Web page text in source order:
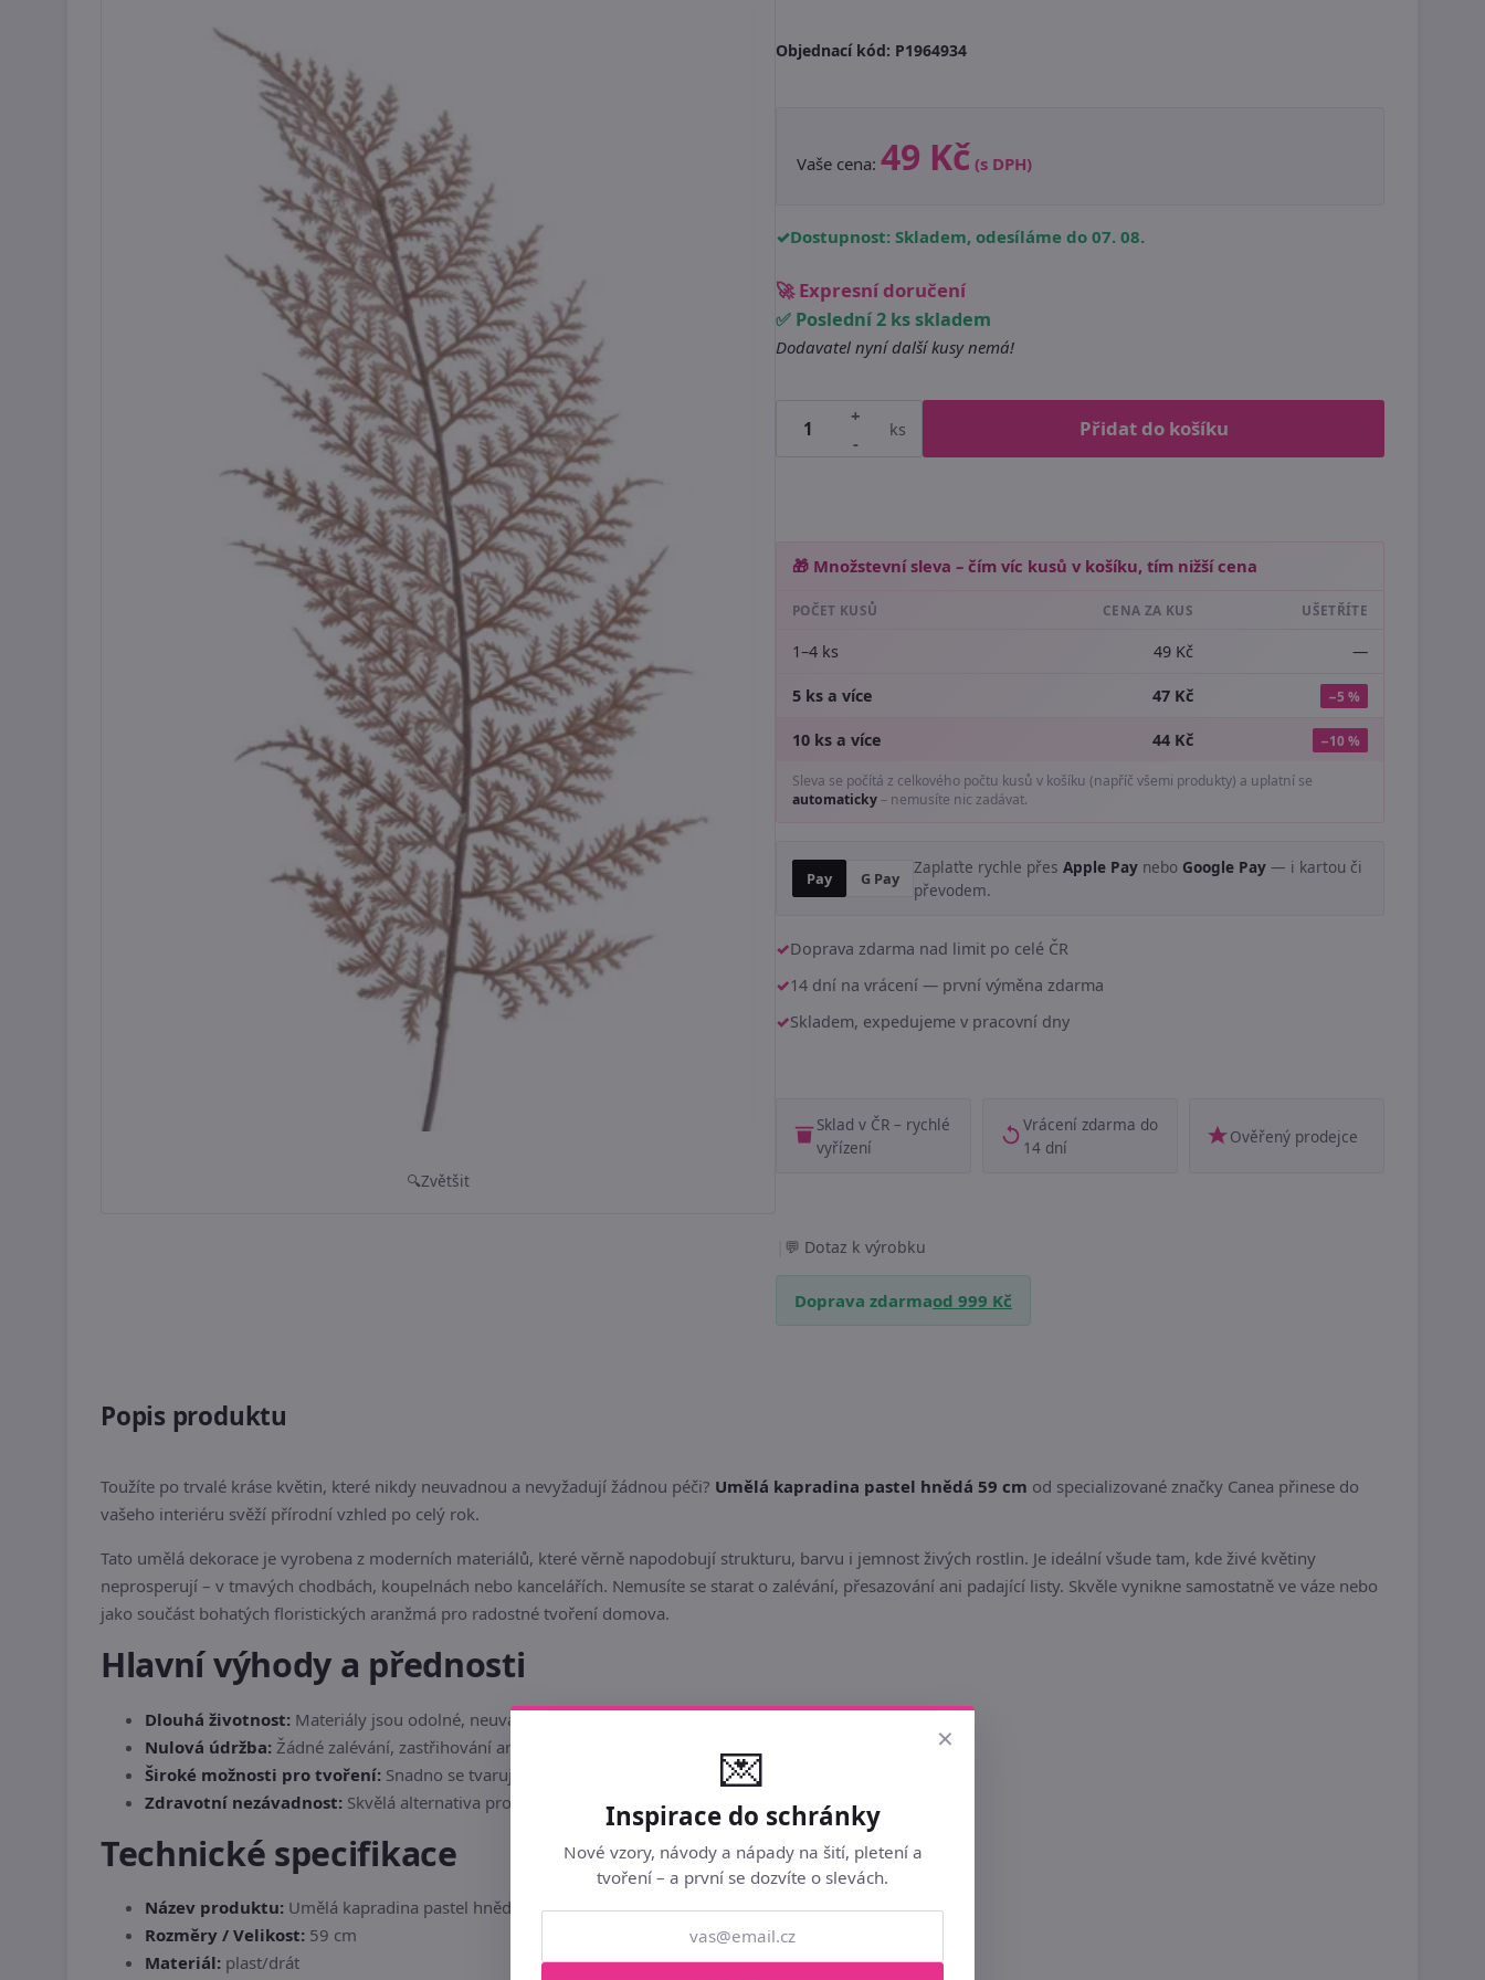
Zvětšit
Objednací kód: P1964934
Vaše cena: 49 Kč (s DPH)
Dostupnost: Skladem, odesíláme do 07. 08.
🚀 Expresní doručení
✅ Poslední 2 ks skladem
Dodavatel nyní další kusy nemá!
+
-
ks Přidat do košíku
🎁 Množstevní sleva – čím víc kusů v košíku, tím nižší cena
POČET KUSŮ CENA ZA KUS UŠETŘÍTE
1–4 ks 49 Kč —
5 ks a více 47 Kč −5 %
10 ks a více 44 Kč −10 %
Sleva se počítá z celkového počtu kusů v košíku (napříč všemi produkty) a uplatní se
automaticky– nemusíte nic zadávat.
Pay G Pay
Zaplaťte rychle přes Apple Pay nebo Google Pay — i kartou či
převodem.
Doprava zdarma nad limit po celé ČR
14 dní na vrácení — první výměna zdarma
Skladem, expedujeme v pracovní dny
Sklad v ČR – rychlé
vyřízení
Vrácení zdarma do
14 dní
Ověřený prodejce
Dotaz k výrobku
Doprava zdarmaod 999 Kč
Popis produktu
Toužíte po trvalé kráse květin, které nikdy neuvadnou a nevyžadují žádnou péči? Umělá kapradina pastel hnědá 59 cm od specializované značky Canea přinese do
vašeho interiéru svěží přírodní vzhled po celý rok.
Tato umělá dekorace je vyrobena z moderních materiálů, které věrně napodobují strukturu, barvu i jemnost živých rostlin. Je ideální všude tam, kde živé květiny
neprosperují – v tmavých chodbách, koupelnách nebo kancelářích. Nemusíte se starat o zalévání, přesazování ani padající listy. Skvěle vynikne samostatně ve váze nebo
jako součást bohatých floristických aranžmá pro radostné tvoření domova.
Hlavní výhody a přednosti
Dlouhá životnost: Materiály jsou odolné, neuvadají a uchovávají si svůj půvab po mnoho let.
Nulová údržba: Žádné zalévání, zastřihování ani starosti s parazity – ideální pro časově vytížené.
Široké možnosti pro tvoření: Snadno se tvaruje a kombinuje s dalšími prvky v kreativních aranžmá.
Zdravotní nezávadnost: Skvělá alternativa pro alergiky, kteří nemohou mít doma živé rostliny.
Technické specifikace
Název produktu: Umělá kapradina pastel hnědá 59 cm
Rozměry / Velikost: 59 cm
Materiál: plast/drát
×
💌
Inspirace do schránky
Nové vzory, návody a nápady na šití, pletení a
tvoření – a první se dozvíte o slevách.